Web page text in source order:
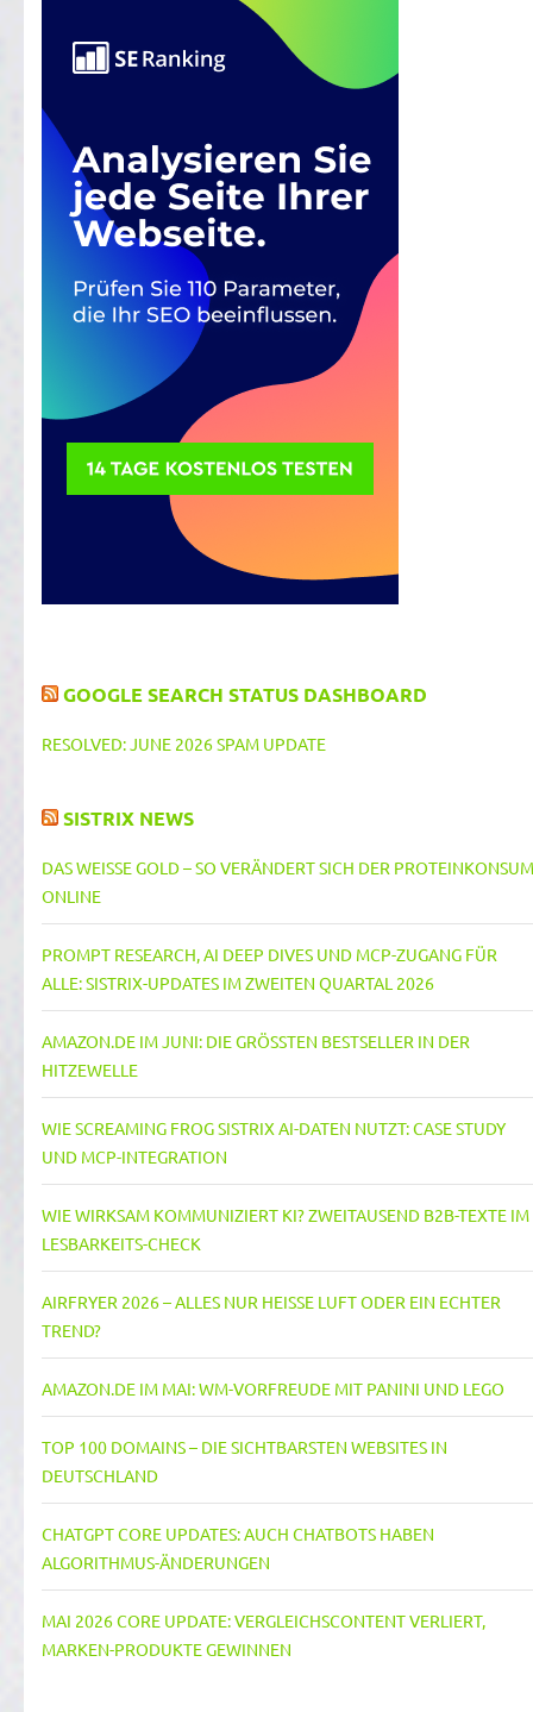
GOOGLE SEARCH STATUS DASHBOARD
RESOLVED: JUNE 2026 SPAM UPDATE
SISTRIX NEWS
DAS WEISSE GOLD – SO VERÄNDERT SICH DER PROTEINKONSUM O
NLINE
PROMPT RESEARCH, AI DEEP DIVES UND MCP-ZUGANG FÜR
ALLE: SISTRIX-UPDATES IM ZWEITEN QUARTAL 2026
AMAZON.DE IM JUNI: DIE GRÖSSTEN BESTSELLER IN DER H
ITZEWELLE
WIE SCREAMING FROG SISTRIX AI-DATEN NUTZT: CASE STUDY
UND MCP-INTEGRATION
WIE WIRKSAM KOMMUNIZIERT KI? ZWEITAUSEND B2B-TEXTE IM
LESBARKEITS-CHECK
AIRFRYER 2026 – ALLES NUR HEISSE LUFT ODER EIN ECHTER T
REND?
AMAZON.DE IM MAI: WM-VORFREUDE MIT PANINI UND LEGO
TOP 100 DOMAINS – DIE SICHTBARSTEN WEBSITES IN
DEUTSCHLAND
CHATGPT CORE UPDATES: AUCH CHATBOTS HABEN
ALGORITHMUS-ÄNDERUNGEN
MAI 2026 CORE UPDATE: VERGLEICHSCONTENT VERLIERT,
MARKEN-PRODUKTE GEWINNEN